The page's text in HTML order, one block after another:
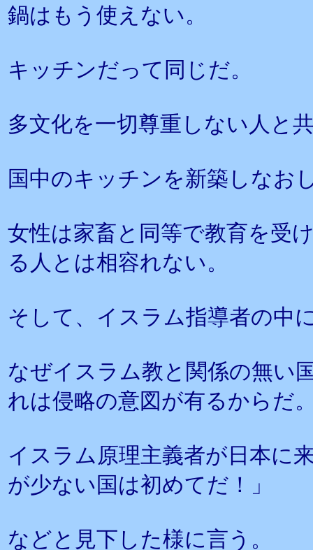
鍋はもう使えない。
キッチンだって同じだ。
多文化を一切尊重しない人と
国中のキッチンを新築しなお
女性は家畜と同等で教育を受
る人とは相容れない。
そして、イスラム指導者の中
なぜイスラム教と関係の無い
れは侵略の意図が有るからだ
イスラム原理主義者が日本に
が少ない国は初めてだ！」
などと見下した様に言う。